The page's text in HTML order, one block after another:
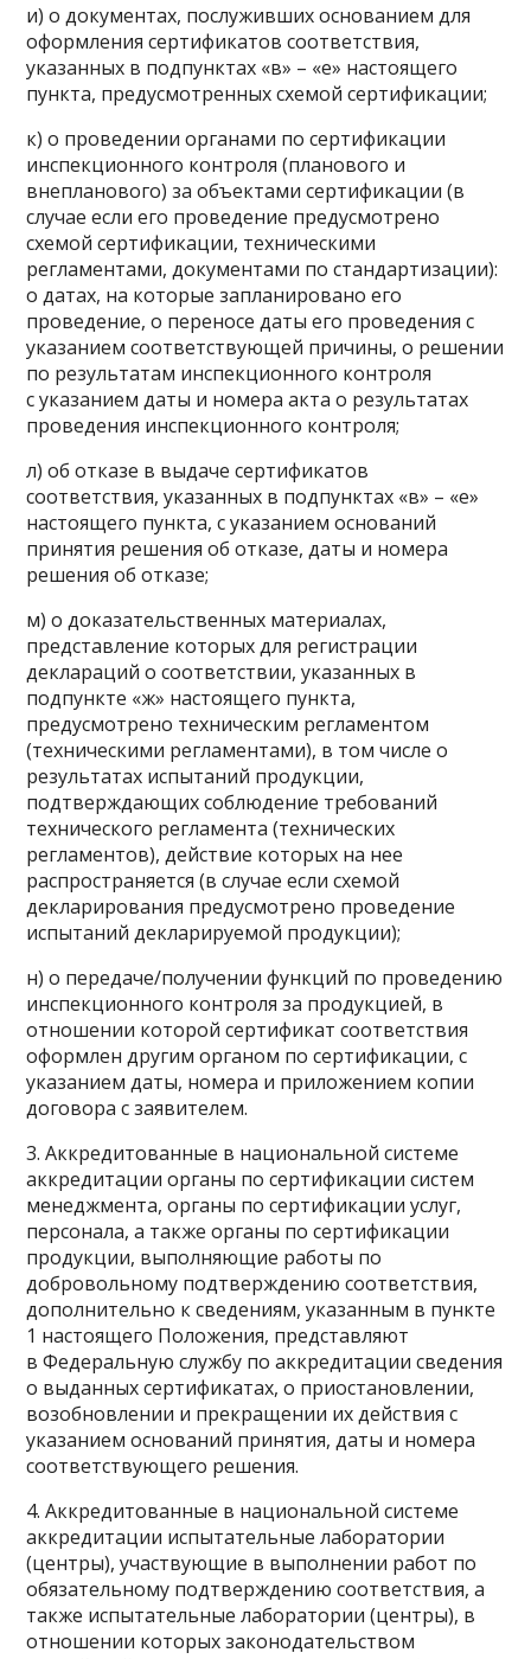
и) о документах, послуживших основанием для
оформления сертификатов соответствия,
указанных в подпунктах «в» – «е» настоящего
пункта, предусмотренных схемой сертификации;
к) о проведении органами по сертификации
инспекционного контроля (планового и
внепланового) за объектами сертификации (в
случае если его проведение предусмотрено
схемой сертификации, техническими
регламентами, документами по стандартизации):
о датах, на которые запланировано его
проведение, о переносе даты его проведения с
указанием соответствующей причины, о решении
по результатам инспекционного контроля
с указанием даты и номера акта о результатах
проведения инспекционного контроля;
л) об отказе в выдаче сертификатов
соответствия, указанных в подпунктах «в» – «е»
настоящего пункта, с указанием оснований
принятия решения об отказе, даты и номера
решения об отказе;
м) о доказательственных материалах,
представление которых для регистрации
деклараций о соответствии, указанных в
подпункте «ж» настоящего пункта,
предусмотрено техническим регламентом
(техническими регламентами), в том числе о
результатах испытаний продукции,
подтверждающих соблюдение требований
технического регламента (технических
регламентов), действие которых на нее
распространяется (в случае если схемой
декларирования предусмотрено проведение
испытаний декларируемой продукции);
н) о передаче/получении функций по проведению
инспекционного контроля за продукцией, в
отношении которой сертификат соответствия
оформлен другим органом по сертификации, с
указанием даты, номера и приложением копии
договора с заявителем.
3. Аккредитованные в национальной системе
аккредитации органы по сертификации систем
менеджмента, органы по сертификации услуг,
персонала, а также органы по сертификации
продукции, выполняющие работы по
добровольному подтверждению соответствия,
дополнительно к сведениям, указанным в пункте
1 настоящего Положения, представляют
в Федеральную службу по аккредитации сведения
о выданных сертификатах, о приостановлении,
возобновлении и прекращении их действия с
указанием оснований принятия, даты и номера
соответствующего решения.
4. Аккредитованные в национальной системе
аккредитации испытательные лаборатории
(центры), участвующие в выполнении работ по
обязательному подтверждению соответствия, а
также испытательные лаборатории (центры), в
отношении которых законодательством